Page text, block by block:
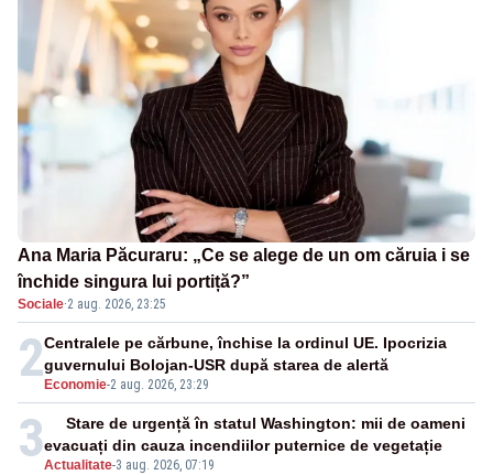
Ana Maria Păcuraru: „Ce se alege de un om căruia i se
închide singura lui portiță?”
Sociale·2 aug. 2026, 23:25
2 Economie-2 aug. 2026, 23:29
Centralele pe cărbune, închise la ordinul UE. Ipocrizia
guvernului Bolojan-USR după starea de alertă
3Actualitate-3 aug. 2026, 07:19
Stare de urgență în statul Washington: mii de oameni
evacuați din cauza incendiilor puternice de vegetație